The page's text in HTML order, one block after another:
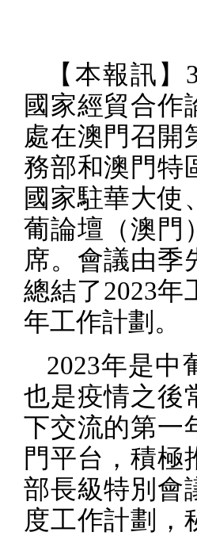
【本報訊】
國家經貿合作
處在澳門召開
務部和澳門特
國家駐華大使
葡論壇（澳門
席。會議由季
總結了2023年
年工作計劃。
2023年是中
也是疫情之後
下交流的第一
門平台，積極
部長級特別會
度工作計劃，